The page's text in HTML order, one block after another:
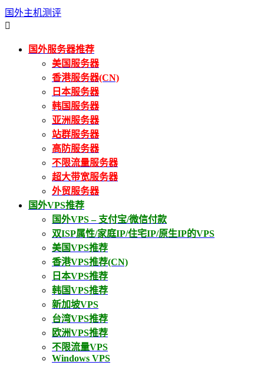
国外主机测评

国外服务器推荐
美国服务器
香港服务器(CN)
日本服务器
韩国服务器
亚洲服务器
站群服务器
高防服务器
不限流量服务器
超大带宽服务器
外贸服务器
国外VPS推荐
国外VPS – 支付宝/微信付款
双ISP属性/家庭IP/住宅IP/原生IP的VPS
美国VPS推荐
香港VPS推荐(CN)
日本VPS推荐
韩国VPS推荐
新加坡VPS
台湾VPS推荐
欧洲VPS推荐
不限流量VPS
Windows VPS